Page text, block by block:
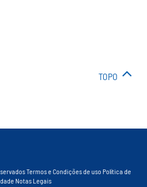
TOPO
Termos e Condições de uso Política de
Notas Legais